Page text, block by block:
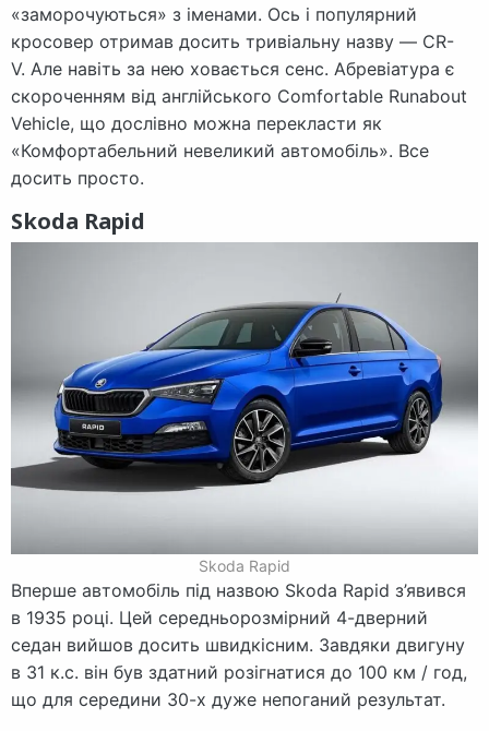
«заморочуються» з іменами. Ось і популярний
кросовер отримав досить тривіальну назву — CR-
V. Але навіть за нею ховається сенс. Абревіатура є
скороченням від англійського Comfortable Runabout
Vehicle, що дослівно можна перекласти як
«Комфортабельний невеликий автомобіль». Все
досить просто.
Skoda Rapid
Skoda Rapid
Вперше автомобіль під назвою Skoda Rapid з’явився
в 1935 році. Цей середньорозмірний 4-дверний
седан вийшов досить швидкісним. Завдяки двигуну
в 31 к.с. він був здатний розігнатися до 100 км / год,
що для середини 30-х дуже непоганий результат.